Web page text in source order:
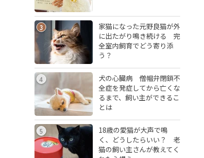
3
家猫になった元野良猫が外
に出たがり鳴き続ける 完
全室内飼育でどう寄り添
う？
4
犬の心臓病 僧帽弁閉鎖不
全症を発症してから亡くな
るまで、飼い主ができるこ
とは
5
18歳の愛猫が大声で鳴
く、どうしたらいい？ 老
猫の飼い主さんが教えてく